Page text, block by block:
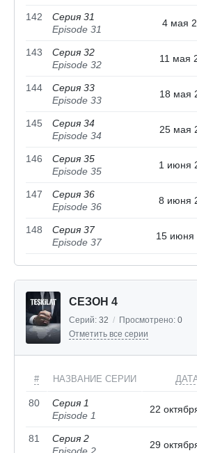
142
Серия 31
Episode 31
4 мая
143
Серия 32
Episode 32
11 мая
144
Серия 33
Episode 33
18 мая
145
Серия 34
Episode 34
25 мая
146
Серия 35
Episode 35
1 июня
147
Серия 36
Episode 36
8 июня
148
Серия 37
Episode 37
15 июня
СЕЗОН 4
Серий: 32 / Просмотрено: 0
Отметить все серии
# НАЗВАНИЕ СЕРИИ
80
Серия 1
Episode 1
22
81
Серия 2
29